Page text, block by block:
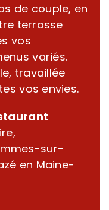
de couple, en
terrasse
vos
variés.
travaillée
vos envies.
sur-
en Maine-